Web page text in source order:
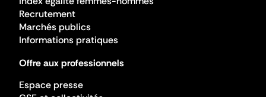
Recrutement
Marchés publics
Informations pratiques
Offre aux professionnels
Espace presse